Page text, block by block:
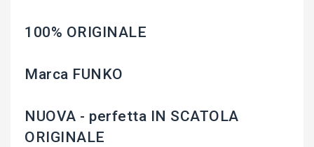
100% ORIGINALE
Marca FUNKO
NUOVA - perfetta IN SCATOLA
ORIGINALE